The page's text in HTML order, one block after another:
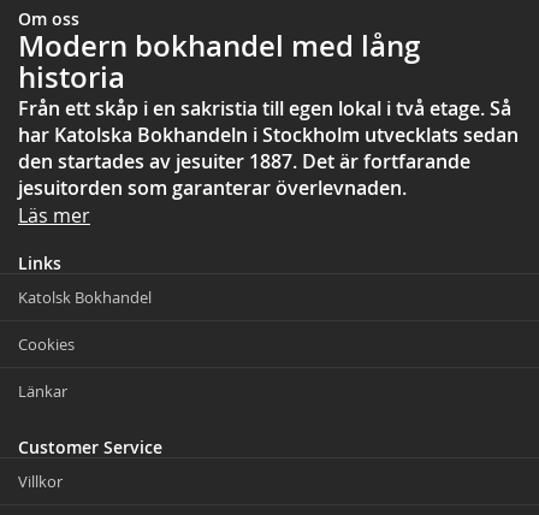
Om oss
Modern bokhandel med lång
historia
Från ett skåp i en sakristia till egen lokal i två etage. Så
har Katolska Bokhandeln i Stockholm utvecklats sedan
den startades av jesuiter 1887. Det är fortfarande
jesuitorden som garanterar överlevnaden.
Läs mer
Links
Katolsk Bokhandel
Cookies
Länkar
Customer Service
Villkor